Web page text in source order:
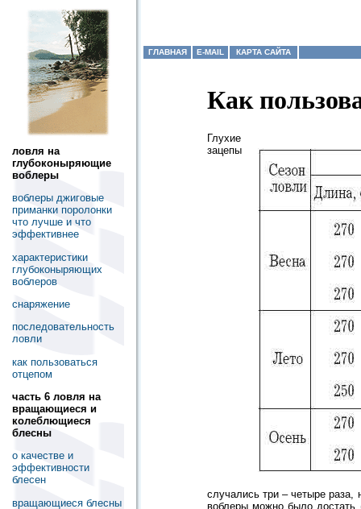
ловля на
глубоконыряющие
воблеры
воблеры джиговые
приманки поролонки
что лучше и что
эффективнее
характеристики
глубоконыряющих
воблеров
снаряжение
последовательность
ловли
как пользоваться
отцепом
часть 6 ловля на
вращающиеся и
колеблющиеся
блесны
о качестве и
эффективности
блесен
вращающиеся блесны
ГЛАВНАЯ E-MAIL КАРТА САЙТА
Как
Глухие
зацепы
случались три – четыре раза,
воблеры можно было достать